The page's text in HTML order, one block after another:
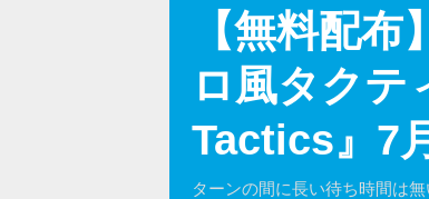
【無料配
ロ風タクテ
Tactics』7
ターンの間に長い待ち時間は